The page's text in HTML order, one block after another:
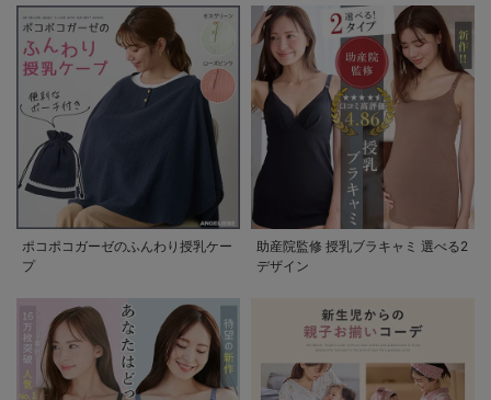
ポコポコガーゼのふんわり授乳ケー
プ
助産院監修 授乳ブラキャミ 選べる2
デザイン